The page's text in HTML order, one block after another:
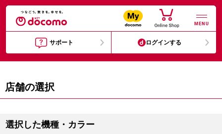
MENU
サポート ログインする
店舗の選択
選択した機種・カラー